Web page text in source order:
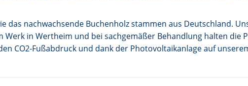
das nachwachsende Buchenholz stammen aus Deutschland.
in Wertheim und bei sachgemäßer Behandlung halten die
CO2-Fußabdruck und dank der Photovoltaikanlage auf